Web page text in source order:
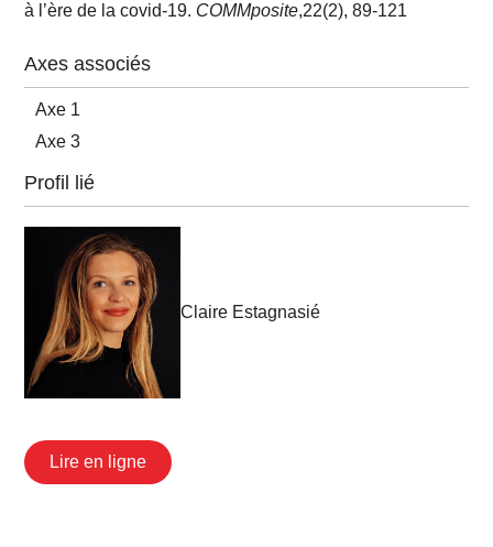
à l’ère de la covid-19. COMMposite,22(2), 89-121
Axes associés
Axe 1
Axe 3
Profil lié
Claire Estagnasié
Lire en ligne